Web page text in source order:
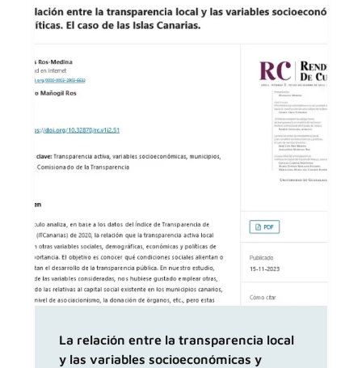
La relación entre la transparencia local
y las variables socioeconómicas y